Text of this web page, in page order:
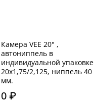
Камера VEE 20" ,
автониппель в
индивидуальной упаковке
20x1,75/2,125, ниппель 40
мм.
0 ₽